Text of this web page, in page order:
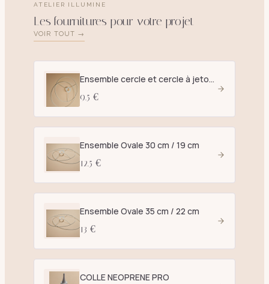
ATELIER ILLUMINE
Les fournitures pour votre projet
VOIR TOUT →
Ensemble cercle et cercle à jetons D. 25 cm blanc - E27
9.5 €
Ensemble Ovale 30 cm / 19 cm
12.5 €
Ensemble Ovale 35 cm / 22 cm
13 €
COLLE NEOPRENE PRO